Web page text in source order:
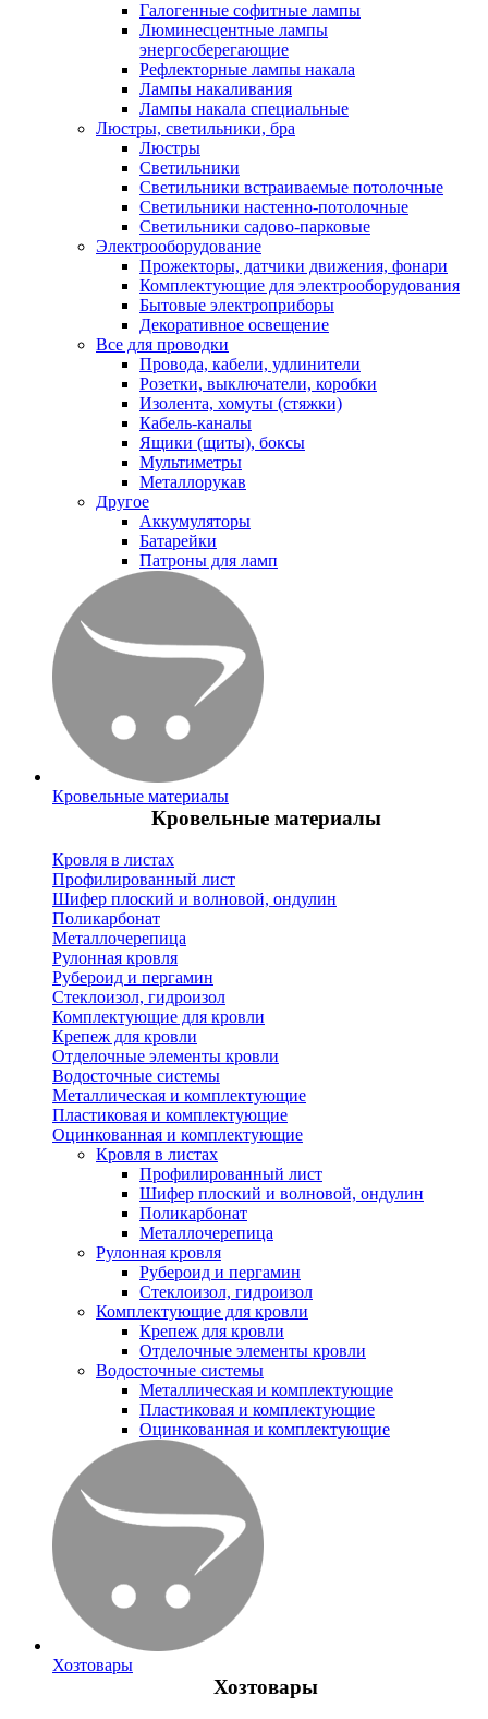
Галогенные софитные лампы
Люминесцентные лампы
энергосберегающие
Рефлекторные лампы накала
Лампы накаливания
Лампы накала специальные
Люстры, светильники, бра
Люстры
Светильники
Светильники встраиваемые потолочные
Светильники настенно-потолочные
Светильники садово-парковые
Электрооборудование
Прожекторы, датчики движения, фонари
Комплектующие для электрооборудования
Бытовые электроприборы
Декоративное освещение
Все для проводки
Провода, кабели, удлинители
Розетки, выключатели, коробки
Изолента, хомуты (стяжки)
Кабель-каналы
Ящики (щиты), боксы
Мультиметры
Металлорукав
Другое
Аккумуляторы
Батарейки
Патроны для ламп
Кровельные материалы
Кровельные материалы
Кровля в листах
Профилированный лист
Шифер плоский и волновой, ондулин
Поликарбонат
Металлочерепица
Рулонная кровля
Рубероид и пергамин
Стеклоизол, гидроизол
Комплектующие для кровли
Крепеж для кровли
Отделочные элементы кровли
Водосточные системы
Металлическая и комплектующие
Пластиковая и комплектующие
Оцинкованная и комплектующие
Кровля в листах
Профилированный лист
Шифер плоский и волновой, ондулин
Поликарбонат
Металлочерепица
Рулонная кровля
Рубероид и пергамин
Стеклоизол, гидроизол
Комплектующие для кровли
Крепеж для кровли
Отделочные элементы кровли
Водосточные системы
Металлическая и комплектующие
Пластиковая и комплектующие
Оцинкованная и комплектующие
Хозтовары
Хозтовары